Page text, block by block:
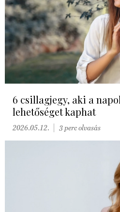
6 csillagjegy, aki a
lehetőséget kaphat
2026.05.12. 3 perc olvasás